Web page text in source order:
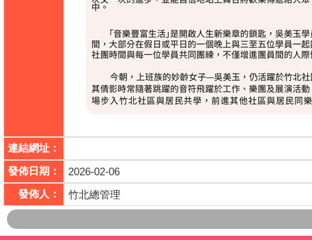
連結網址：
發佈日期： 2026-02-06
發佈人： 竹北總管理